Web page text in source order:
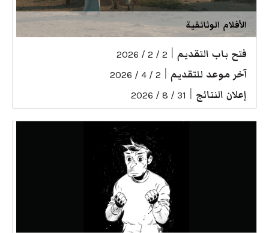
الأفلام الوثائقية
فتح باب التقديم 2 / 2 / 2026
آخر موعد للتقديم 2 / 4 / 2026
إعلان النتائج 31 / 8 / 2026